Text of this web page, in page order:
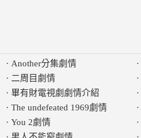
· Another分集劇情
· 二周目劇情
· 畢有財電視劇劇情介紹
· The undefeated 1969劇情
· You 2劇情
·
·
·
·
·